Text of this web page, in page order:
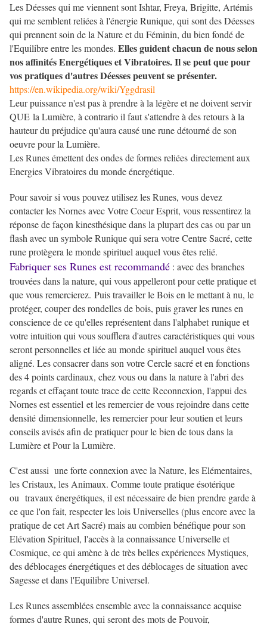
Les Déesses qui me viennent sont Ishtar, Freya, Brigitte, Artémis
qui me semblent reliées à l'énergie Runique, qui sont des Déesses
qui prennent soin de la Nature et du Féminin, du bien fondé de
l'Equilibre entre les mondes. Elles guident chacun de nous selon
nos affinités Energétiques et Vibratoires. Il se peut que pour
vos pratiques d'autres Déesses peuvent se présenter.
https://en.wikipedia.org/wiki/Yggdrasil
Leur puissance n'est pas à prendre à la légère et ne doivent servir
QUE la Lumière, à contrario il faut s'attendre à des retours à la
hauteur du préjudice qu'aura causé une rune détourné de son
oeuvre pour la Lumière.
Les Runes émettent des ondes de formes reliées directement aux
Energies Vibratoires du monde énergétique.
Pour savoir si vous pouvez utilisez les Runes, vous devez
contacter les Nornes avec Votre Coeur Esprit, vous ressentirez la
réponse de façon kinesthésique dans la plupart des cas ou par un
flash avec un symbole Runique qui sera votre Centre Sacré, cette
rune protègera le monde spirituel auquel vous êtes relié.
Fabriquer ses Runes est recommandé : avec des branches
trouvées dans la nature, qui vous appelleront pour cette pratique et
que vous remercierez. Puis travailler le Bois en le mettant à nu, le
protéger, couper des rondelles de bois, puis graver les runes en
conscience de ce qu'elles représentent dans l'alphabet runique et
votre intuition qui vous soufflera d'autres caractéristiques qui vous
seront personnelles et liée au monde spirituel auquel vous êtes
aligné. Les consacrer dans son votre Cercle sacré et en fonctions
des 4 points cardinaux, chez vous ou dans la nature à l'abri des
regards et effaçant toute trace de cette Reconnexion, l'appui des
Nornes est essentiel et les remercier de vous rejoindre dans cette
densité dimensionnelle, les remercier pour leur soutien et leurs
conseils avisés afin de pratiquer pour le bien de tous dans la
Lumière et Pour la Lumière.
C'est aussi une forte connexion avec la Nature, les Elémentaires,
les Cristaux, les Animaux. Comme toute pratique ésotérique
ou travaux énergétiques, il est nécessaire de bien prendre garde à
ce que l'on fait, respecter les lois Universelles (plus encore avec la
pratique de cet Art Sacré) mais au combien bénéfique pour son
Elévation Spirituel, l'accès à la connaissance Universelle et
Cosmique, ce qui amène à de très belles expériences Mystiques,
des déblocages énergétiques et des déblocages de situation avec
Sagesse et dans l'Equilibre Universel.
Les Runes assemblées ensemble avec la connaissance acquise
formes d'autre Runes, qui seront des mots de Pouvoir,